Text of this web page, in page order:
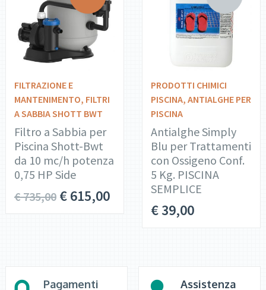
DETTAGLI
AGGIUNGI AL
CARRELLO
FILTRAZIONE E
MANTENIMENTO, FILTRI
A SABBIA SHOTT BWT
Filtro a Sabbia per
Piscina Shott-Bwt
da 10 mc/h potenza
0,75 HP Side
€735,00 €615,00
DETTAGLI
PRODOTTI CHIMICI
PISCINA, ANTIALGHE PER
PISCINA
Antialghe Simply
Blu per Trattamenti
con Ossigeno Conf.
5 Kg. PISCINA
SEMPLICE
€39,00
Pagamenti
Assistenza